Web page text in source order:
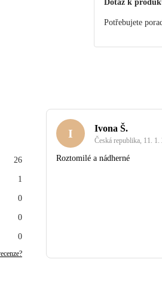
Dotaz k
Potřebujete
26
1
0
0
0
I Ivona Š.
Česká republika, 11. 1.
Roztomilé a nádherné